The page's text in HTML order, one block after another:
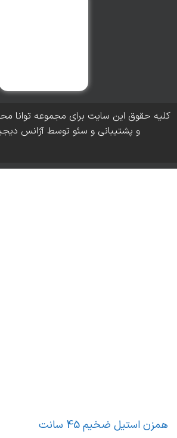
کلیه حقوق این سایت برای مجموعه توانا
و پشتیبانی و سئو توسط آژانس
همزن استیل ضخیم 45 سانت